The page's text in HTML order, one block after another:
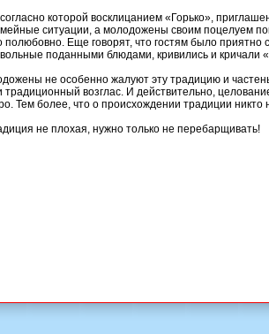
которой восклицанием «Горько»,
ситуации, а молодожены своим поцелуем
полюбовно. Еще говорят, что гостям было
поданными блюдами, кривились и кричали
не особенно жалуют эту традицию и
традиционный возглас. И действительно,
Тем более, что о происхождении традиции никто
не плохая, нужно только не перебарщивать!